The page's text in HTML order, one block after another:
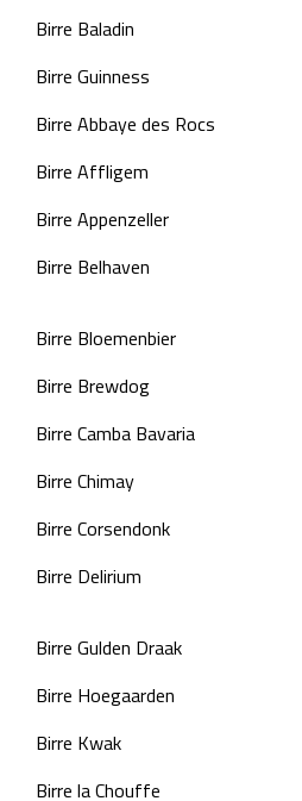
Birre Baladin
Birre Guinness
Birre Abbaye des Rocs
Birre Affligem
Birre Appenzeller
Birre Belhaven
Birre Bloemenbier
Birre Brewdog
Birre Camba Bavaria
Birre Chimay
Birre Corsendonk
Birre Delirium
Birre Gulden Draak
Birre Hoegaarden
Birre Kwak
Birre la Chouffe